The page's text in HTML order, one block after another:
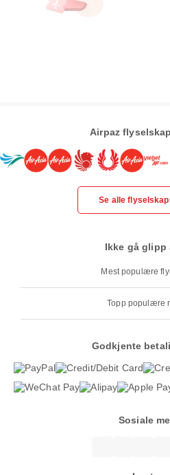
Airpaz
Se alle
Ikke gå glipp
Mest populære
Topp populære
Godkjente
Sosiale